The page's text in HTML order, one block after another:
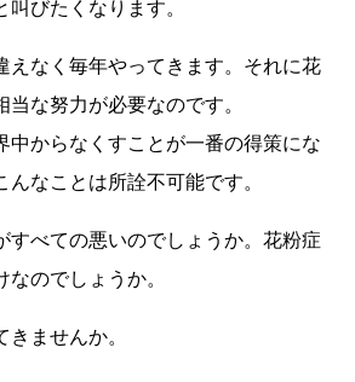
叫びたくなります。
えなく毎年やってきます。それに花
な努力が必要なのです。
中からなくすことが一番の得策にな
んなことは所詮不可能です。
すべての悪いのでしょうか。花粉症
のでしょうか。
きませんか。